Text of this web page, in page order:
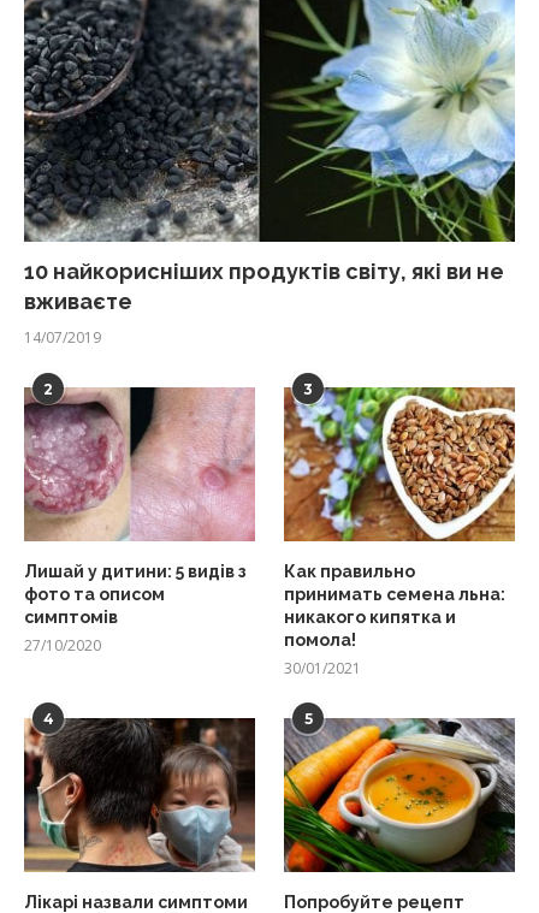
10 найкорисніших продуктів світу, які ви не
вживаєте
14/07/2019
2
Лишай у дитини: 5 видів з
фото та описом
симптомів
27/10/2020
3
Как правильно
принимать семена льна:
никакого кипятка и
помола!
30/01/2021
4
Лікарі назвали симптоми
5
Попробуйте рецепт